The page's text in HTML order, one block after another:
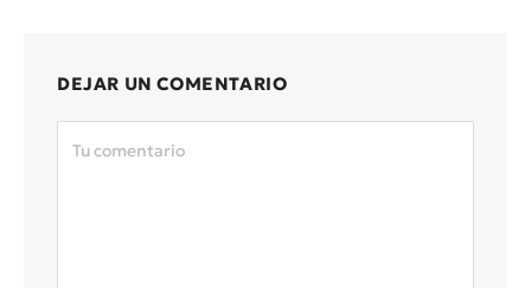
DEJAR UN COMENTARIO